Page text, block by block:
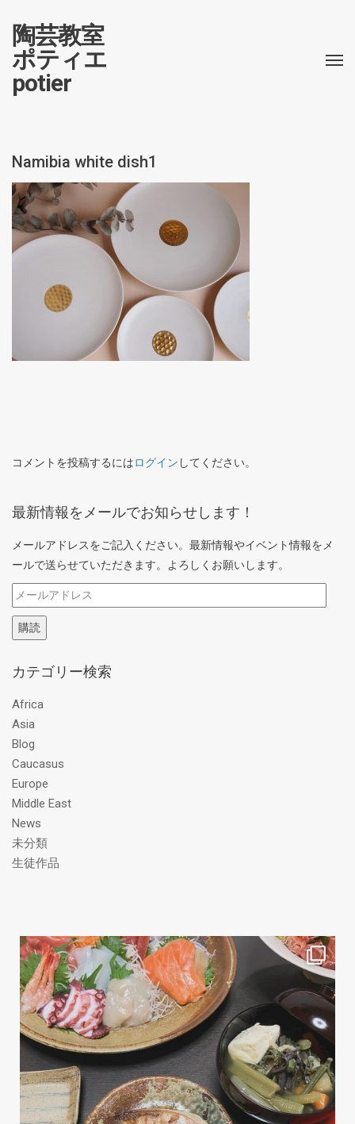
陶芸教室
ポティエ
potier
Namibia white dish1
コメントを投稿するにはログイン してください。
最新情報をメールでお知らせします！
メールアドレスをご記入ください。最新情報やイベント情報をメ
ールで送らせていただきます。よろしくお願いします。
メ
ー
ル
ド
ス
購読
カテゴリー検索
Africa
Asia
Blog
Caucasus
Europe
Middle East
News
未分類
生徒作品